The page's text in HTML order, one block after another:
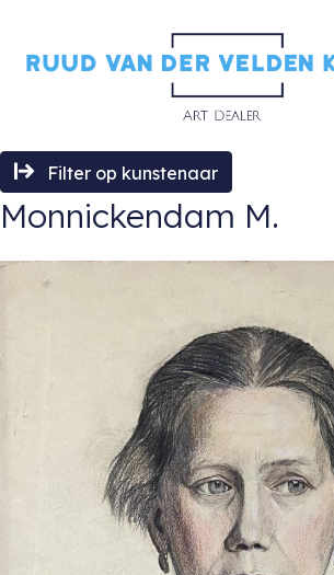
Filter op kunstenaar
Monnickendam M.